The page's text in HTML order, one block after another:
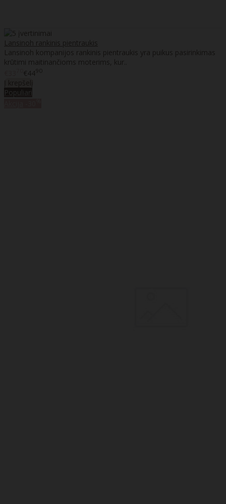
Lansinoh rankinis pientraukis
Lansinoh kompanijos rankinis pientraukis yra puikus pasirinkimas
krūtimi maitinančioms moterims, kur..
€4490
Populiari